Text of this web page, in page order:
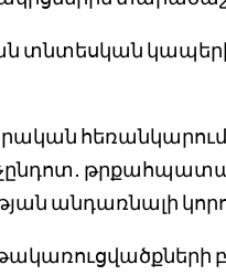
տնտեսկան
անդառնալի